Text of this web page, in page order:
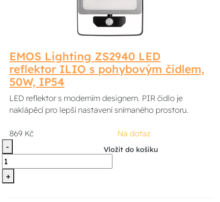
EMOS Lighting ZS2940 LED
reflektor ILIO s pohybovým čidlem,
50W, IP54
LED reflektor s moderním designem. PIR čidlo je
naklápěcí pro lepší nastavení snímaného prostoru.
869 Kč
Na dotaz
-
+
Vložit do košíku